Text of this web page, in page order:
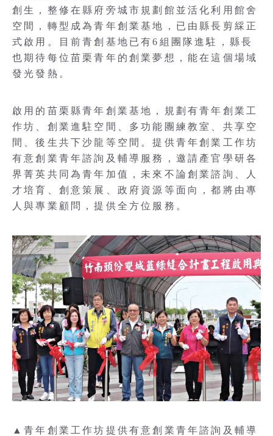
創生，整修在縣府旁城市規劃館並活化利用館舍
空間，轉型成為青年創業基地，已由縣長剪綵正
式啟用。目前青創基地已有6組團隊進駐，縣長
也期待每位苗栗青年的創業夢想，能在這個場域
發光發熱。
啟用的苗栗縣青年創業基地，規劃有青年創業工
作坊、創業進駐空間、多功能團練教室、共享空
間、後生共下沙龍等空間。提供青年創業工作坊
有意創業青年諮詢及輔導服務，邀請產官學研各
界菁英共同為青年加值，未來不論創業諮詢、人
才培育、創意策展、政府資源等面向，都將由專
人與專業顧問，提供全方位服務。
▲青年創業工作坊提供有意創業青年諮詢及輔導